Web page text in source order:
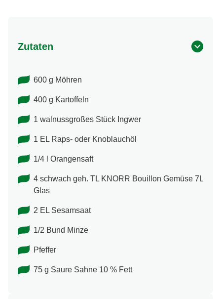
Zutaten
600 g Möhren
400 g Kartoffeln
1 walnussgroßes Stück Ingwer
1 EL Raps- oder Knoblauchöl
1/4 l Orangensaft
4 schwach geh. TL KNORR Bouillon Gemüse 7L
Glas
2 EL Sesamsaat
1/2 Bund Minze
Pfeffer
75 g Saure Sahne 10 % Fett